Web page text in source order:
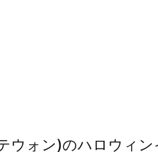
ウォン)のハロウィ